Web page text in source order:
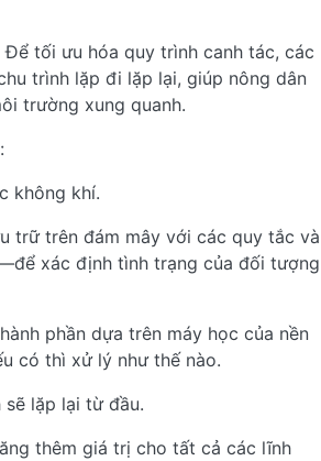
tối ưu hóa quy trình canh tác, các
trình lặp đi lặp lại, giúp nông dân
trường xung quanh.
không khí.
trữ trên đám mây với các quy tắc và
xác định tình trạng của đối tượng
phần dựa trên máy học của nền
có thì xử lý như thế nào.
sẽ lặp lại từ đầu.
thêm giá trị cho tất cả các lĩnh